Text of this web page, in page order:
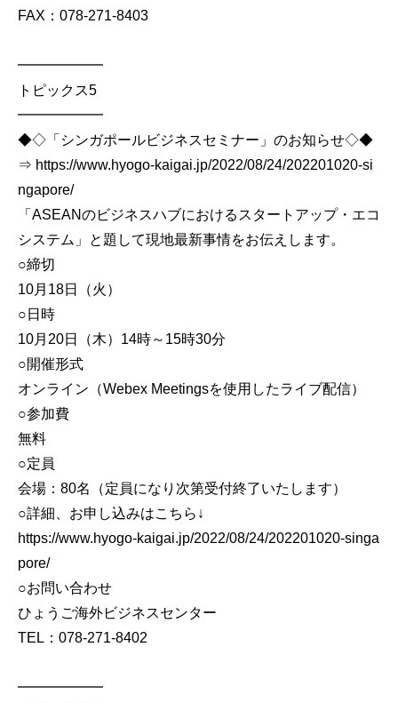
FAX：078-271-8403
━━━━━━
トピックス5
━━━━━━
◆◇「シンガポールビジネスセミナー」のお知らせ◇◆
⇒ https://www.hyogo-kaigai.jp/2022/08/24/202201020-si
ngapore/
「ASEANのビジネスハブにおけるスタートアップ・エコ
システム」と題して現地最新事情をお伝えします。
○締切
10月18日（火）
○日時
10月20日（木）14時～15時30分
○開催形式
オンライン（Webex Meetingsを使用したライブ配信）
○参加費
無料
○定員
会場：80名（定員になり次第受付終了いたします）
○詳細、お申し込みはこちら↓
https://www.hyogo-kaigai.jp/2022/08/24/202201020-singa
pore/
○お問い合わせ
ひょうご海外ビジネスセンター
TEL：078-271-8402
━━━━━━